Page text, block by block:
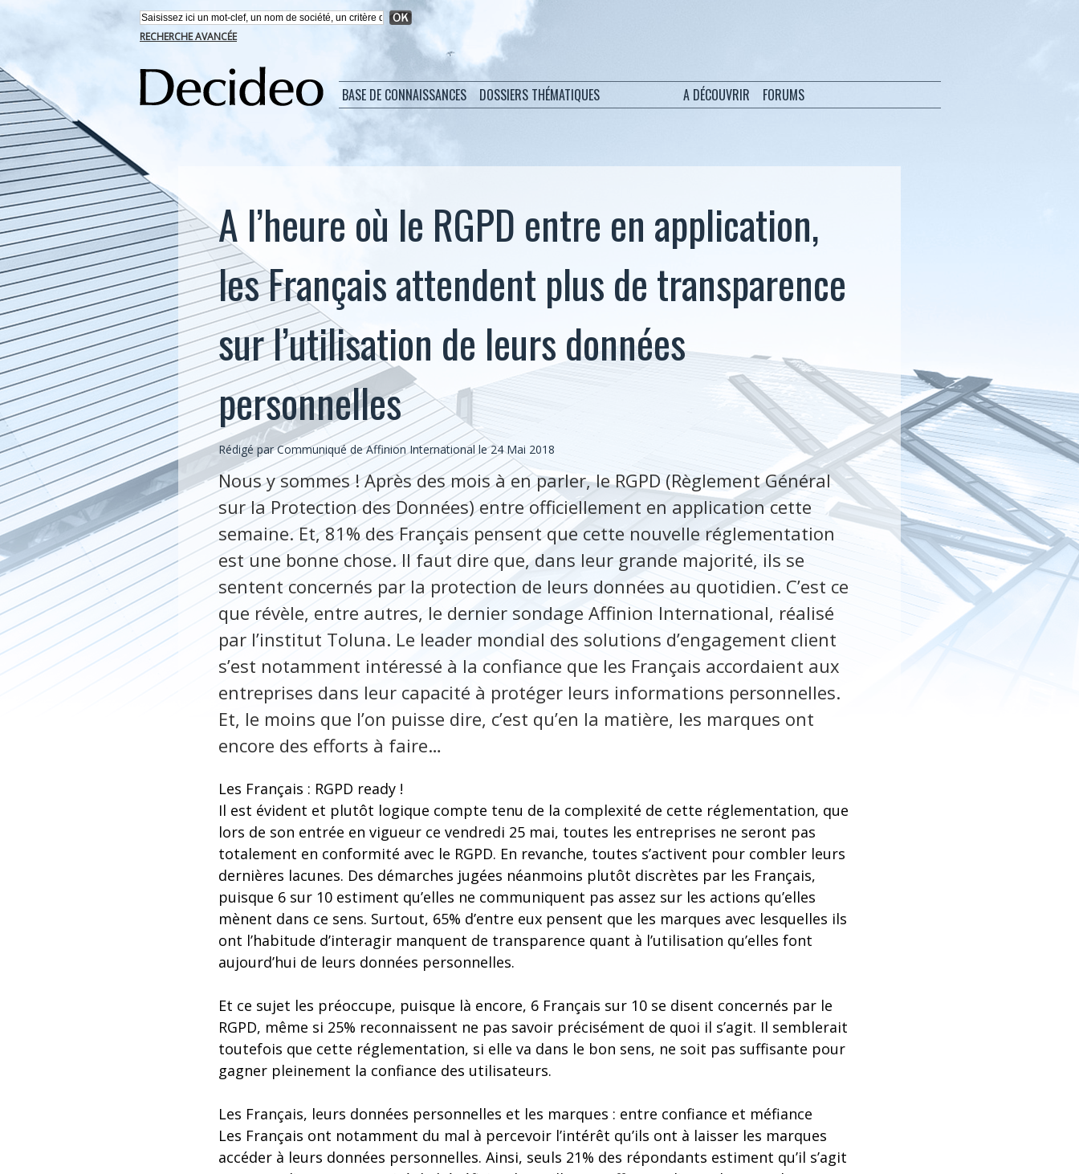
RECHERCHE AVANCÉE
BASE DE CONNAISSANCES DOSSIERS THÉMATIQUES A DÉCOUVRIR FORUMS
A l’heure où le RGPD entre en application,
les Français attendent plus de transparence
sur l’utilisation de leurs données
personnelles
Rédigé par Communiqué de Affinion International le 24 Mai 2018
Nous y sommes ! Après des mois à en parler, le RGPD (Règlement Général
sur la Protection des Données) entre officiellement en application cette
semaine. Et, 81% des Français pensent que cette nouvelle réglementation
est une bonne chose. Il faut dire que, dans leur grande majorité, ils se
sentent concernés par la protection de leurs données au quotidien. C’est ce
que révèle, entre autres, le dernier sondage Affinion International, réalisé
par l’institut Toluna. Le leader mondial des solutions d’engagement client
s’est notamment intéressé à la confiance que les Français accordaient aux
entreprises dans leur capacité à protéger leurs informations personnelles.
Et, le moins que l’on puisse dire, c’est qu’en la matière, les marques ont
encore des efforts à faire…
Les Français : RGPD ready !
Il est évident et plutôt logique compte tenu de la complexité de cette réglementation, que
lors de son entrée en vigueur ce vendredi 25 mai, toutes les entreprises ne seront pas
totalement en conformité avec le RGPD. En revanche, toutes s’activent pour combler leurs
dernières lacunes. Des démarches jugées néanmoins plutôt discrètes par les Français,
puisque 6 sur 10 estiment qu’elles ne communiquent pas assez sur les actions qu’elles
mènent dans ce sens. Surtout, 65% d’entre eux pensent que les marques avec lesquelles ils
ont l’habitude d’interagir manquent de transparence quant à l’utilisation qu’elles font
aujourd’hui de leurs données personnelles.
Et ce sujet les préoccupe, puisque là encore, 6 Français sur 10 se disent concernés par le
RGPD, même si 25% reconnaissent ne pas savoir précisément de quoi il s’agit. Il semblerait
toutefois que cette réglementation, si elle va dans le bon sens, ne soit pas suffisante pour
gagner pleinement la confiance des utilisateurs.
Les Français, leurs données personnelles et les marques : entre confiance et méfiance
Les Français ont notamment du mal à percevoir l’intérêt qu’ils ont à laisser les marques
accéder à leurs données personnelles. Ainsi, seuls 21% des répondants estiment qu’il s’agit